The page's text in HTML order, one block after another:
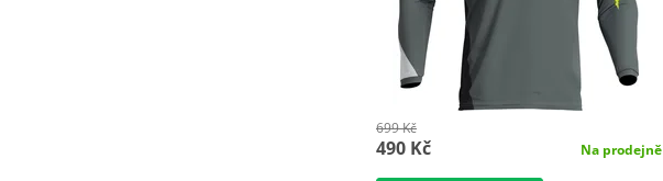
699 Kč
490 Kč Na prodejně